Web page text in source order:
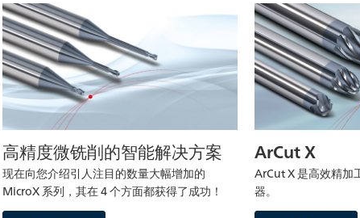
高精度微铣削的智能解决方案
现在向您介绍引人注目的数量大幅增加的
MicroX 系列，其在 4 个方面都获得了成功！
ArCut X
ArCut X 是高效精加
器。